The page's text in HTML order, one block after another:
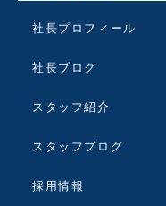
社長プロフィール
社長ブログ
スタッフ紹介
スタッフブログ
採用情報